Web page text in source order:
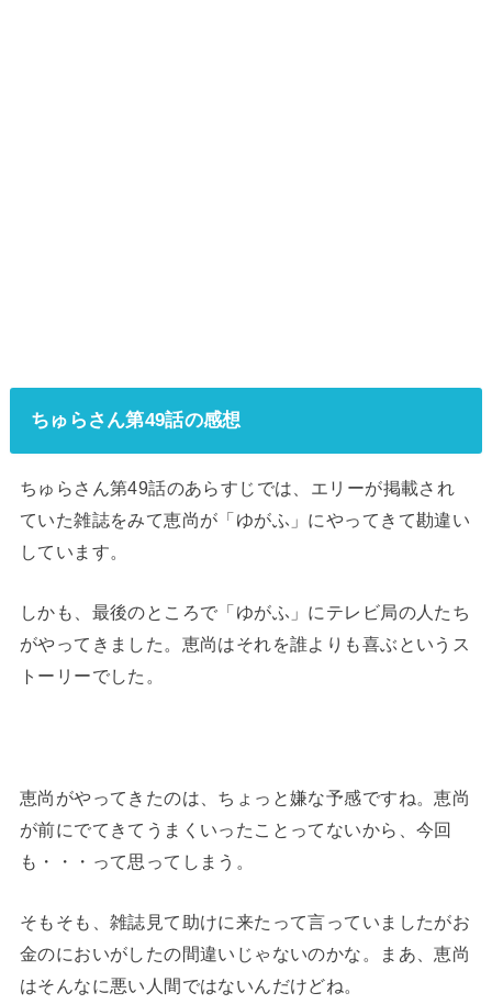
ちゅらさん第49話の感想
ちゅらさん第49話のあらすじでは、エリーが掲載され
ていた雑誌をみて恵尚が「ゆがふ」にやってきて勘違い
しています。
しかも、最後のところで「ゆがふ」にテレビ局の人たち
がやってきました。恵尚はそれを誰よりも喜ぶというス
トーリーでした。
恵尚がやってきたのは、ちょっと嫌な予感ですね。恵尚
が前にでてきてうまくいったことってないから、今回
も・・・って思ってしまう。
そもそも、雑誌見て助けに来たって言っていましたがお
金のにおいがしたの間違いじゃないのかな。まあ、恵尚
はそんなに悪い人間ではないんだけどね。